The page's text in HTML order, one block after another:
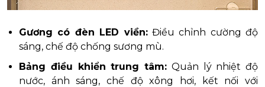
Gương có đèn LED viền:Điều chỉnh cường độ
sáng, chế độ chống sương mù.
Bảng điều khiển trung tâm: Quản lý nhiệt độ
nước, ánh sáng, chế độ xông hơi, kết nối với